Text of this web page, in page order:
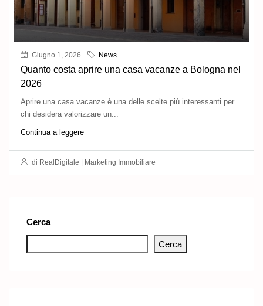
Giugno 1, 2026 News
Quanto costa aprire una casa vacanze a Bologna nel
2026
Aprire una casa vacanze è una delle scelte più interessanti per
chi desidera valorizzare un...
Continua a leggere
di RealDigitale | Marketing Immobiliare
Cerca
Cerca